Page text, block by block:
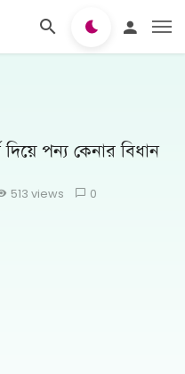
দিয়ে পন্য কেনার বিধান
513 views 0